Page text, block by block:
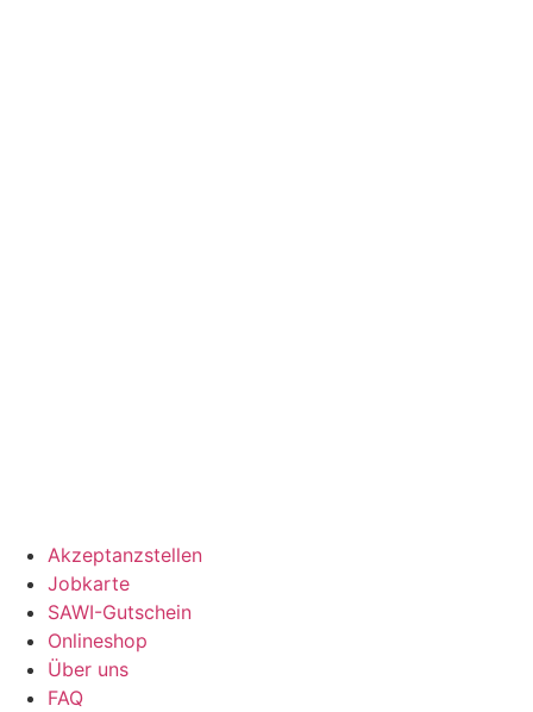
Akzeptanzstellen
Jobkarte
SAWI-Gutschein
Onlineshop
Über uns
FAQ